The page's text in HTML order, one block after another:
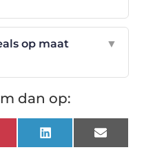
op maat
▼
dan op:
LinkedIn Email